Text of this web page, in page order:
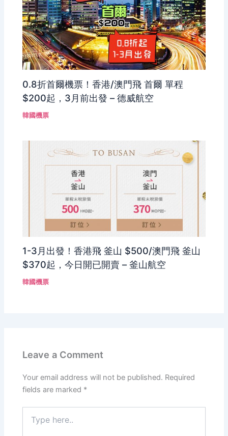
0.8折首爾機票！香港/澳門飛 首爾 單程
$200起，3月前出發 – 德威航空
韓國機票
1-3月出發！香港飛 釜山 $500/澳門飛 釜山
$370起，今日開已開賣 – 釜山航空
韓國機票
Leave a Comment
Your email address will not be published. Required
fields are marked *
here..